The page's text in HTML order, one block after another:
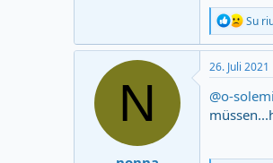
R
e
a
c
t
i
o
n
Su
N
26. Juli 2021
@o-